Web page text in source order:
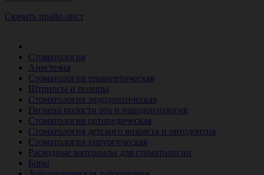
Скачать прайс-лист
Стоматология
Анестезия
Стоматология терапевтическая
Штрипсы и полиры
Стоматология эндодонтическая
Гигиена полости рта и пародонтология
Стоматология ортопедическая
Стоматология детского возраста и ортодонтия
Стоматология хирургическая
Расходные материалы для стоматологии
Боры